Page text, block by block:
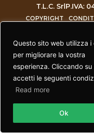
Questo sito web utilizza i
per migliorare la vostra
esperienza. Cliccando su
accetti le seguenti
Read more
Ok
T.L.C. SrlP.IVA:
COPYRIGHT